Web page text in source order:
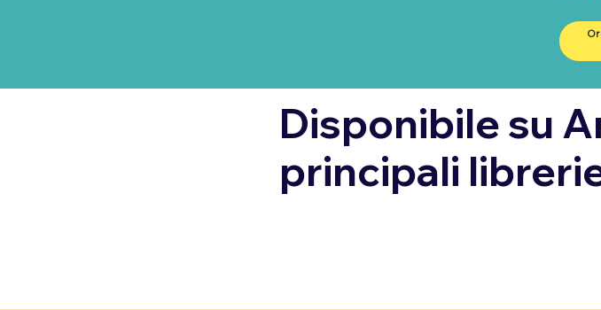
Disponibile su
principali